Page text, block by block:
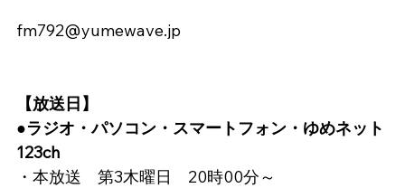
fm792@yumewave.jp
【放送日】
●ラジオ・パソコン・スマートフォン・ゆめネット
123ch
・本放送　第3木曜日　20時00分～